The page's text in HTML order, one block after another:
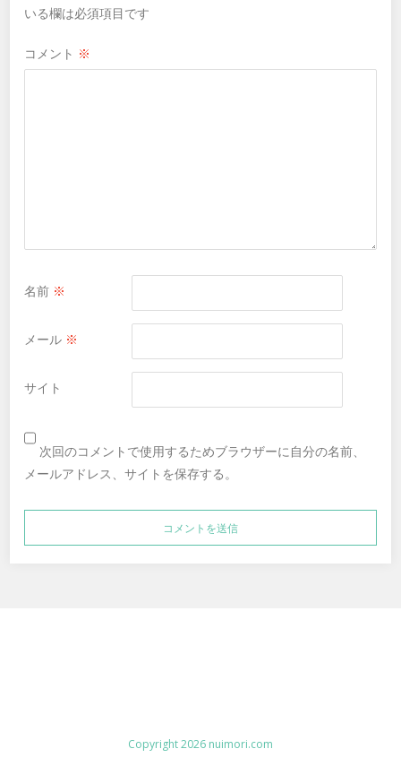
いる欄は必須項目です
コメント ※
名前 ※
メール ※
サイト
次回のコメントで使用するためブラウザーに自分の名前、
メールアドレス、サイトを保存する。
Copyright 2026 nuimori.com